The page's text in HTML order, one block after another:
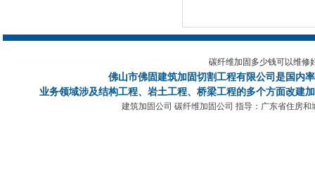
碳纤维加固多少钱可以维修
佛山市佛固建筑加固切割工程有限公司 是国内
业务领域涉及结构工程、岩土工程、桥梁工程的多个方面改
建筑加固公司 碳纤维加固公司 指导：广东省住房